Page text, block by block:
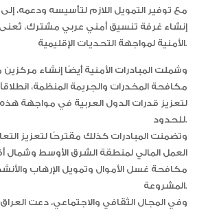
مع توفير التمويل اللازم لتأسيسه ودعمه،
إنشاء غرفة تنسيق أمني عربي مشترك، تُعنى
الأمنية لمواجهة التحديات الإقليمية.
وشملت المبادرات الأمنية أيضًا إنشاء
مكافحة المخدرات والجريمة المنظمة،
لتعزيز قدرات الدول العربية في مواجهة هذه
للحدود.
وتضمنت المبادرات كذلك مقترحًا لتعزيز
العمل المالي لمنطقة الشرق الأوسط وشمال
مكافحة غسل الأموال وتمويل الإرهاب
المشروعة.
وفي المجال الثقافي والاجتماعي، دعت